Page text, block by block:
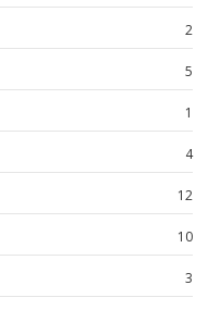
2
5
1
4
12
10
3